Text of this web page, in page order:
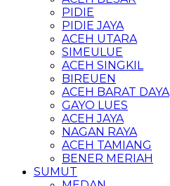
PIDIE
PIDIE JAYA
ACEH UTARA
SIMEULUE
ACEH SINGKIL
BIREUEN
ACEH BARAT DAYA
GAYO LUES
ACEH JAYA
NAGAN RAYA
ACEH TAMIANG
BENER MERIAH
SUMUT